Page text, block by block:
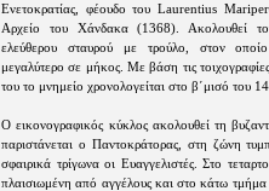
Ενετοκρατίας, φέουδο του Laurentius
Αρχείο του Χάνδακα (1368). Ακολουθεί
ελεύθερου σταυρού με τρούλο, στον
μεγαλύτερο σε μήκος. Με βάση τις
του το μνημείο χρονολογείται στο β΄μισό του
Ο εικονογραφικός κύκλος ακολουθεί τη
παριστάνεται ο Παντοκράτορας, στη ζώνη
σφαιρικά τρίγωνα οι Ευαγγελιστές. Στο
πλαισιωμένη από αγγέλους και στο κάτω τμήμα